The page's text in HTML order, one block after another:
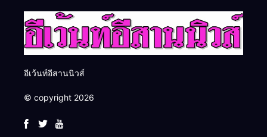
อีเว้นท์อีสานนิวส์
© copyright 2026